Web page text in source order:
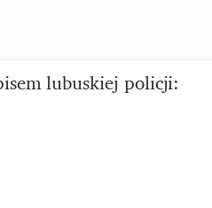
lubuskiej policji: